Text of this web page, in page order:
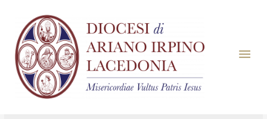
Mese:Settembre
2018